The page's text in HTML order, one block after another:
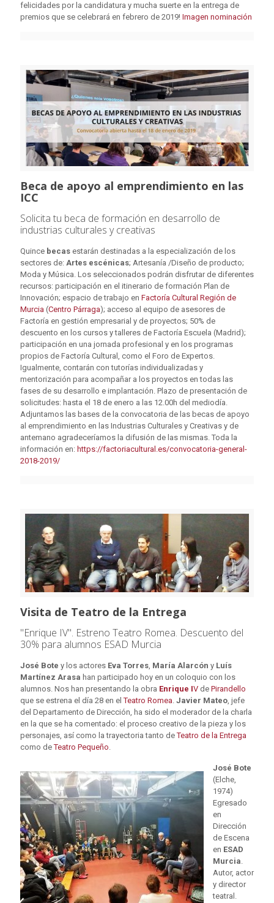
felicidades por la candidatura y mucha suerte en la entrega de
premios que se celebrará en febrero de 2019! Imagen nominación
Beca de apoyo al emprendimiento en las
ICC
Solicita tu beca de formación en desarrollo de
industrias culturales y creativas
Quince becas estarán destinadas a la especialización de los
sectores de: Artes escénicas; Artesanía /Diseño de producto;
Moda y Música. Los seleccionados podrán disfrutar de diferentes
recursos: participación en el itinerario de formación Plan de
Innovación; espacio de trabajo en Factoría Cultural Región de
Murcia (Centro Párraga); acceso al equipo de asesores de
Factoría en gestión empresarial y de proyectos; 50% de
descuento en los cursos y talleres de Factoría Escuela (Madrid);
participación en una jornada profesional y en los programas
propios de Factoría Cultural, como el Foro de Expertos.
Igualmente, contarán con tutorías individualizadas y
mentorización para acompañar a los proyectos en todas las
fases de su desarrollo e implantación. Plazo de presentación de
solicitudes: hasta el 18 de enero a las 12.00h del mediodía.
Adjuntamos las bases de la convocatoria de las becas de apoyo
al emprendimiento en las Industrias Culturales y Creativas y de
antemano agradeceríamos la difusión de las mismas. Toda la
información en: https://factoriacultural.es/convocatoria-general-
2018-2019/
Visita de Teatro de la Entrega
"Enrique IV". Estreno Teatro Romea. Descuento del
30% para alumnos ESAD Murcia
José Bote y los actores Eva Torres María Alarcón y Luís
Martínez Arasa han participado hoy en un coloquio con los
alumnos. Nos han presentando la obra Enrique IV de Pirandello
que se estrena el día 28 en elTeatro Romea Javier Mateo , jefe
del Departamento de Dirección, ha sido el moderador de la charla
en la que se ha comentado: el proceso creativo de la pieza y los
personajes, así como la trayectoria tanto deTeatro de la Entrega
como deTeatro Pequeño
José Bote
(Elche,
1974)
Egresado
en
Dirección
de Escena
en ESAD
Murcia
Autor, actor
y director
teatral.